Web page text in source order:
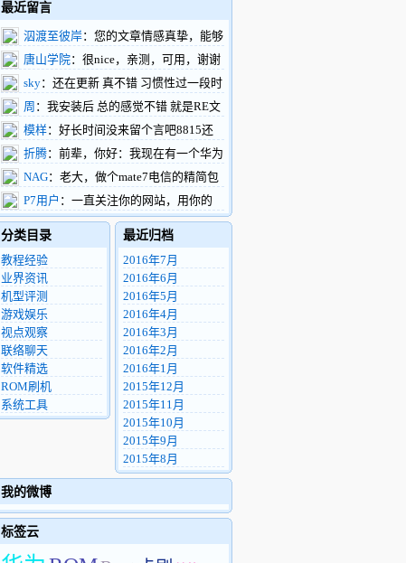
最近留言
泅渡至彼岸：您的文章情感真挚，能够
触动人心，引起共鸣。您的文章构思巧妙，
情节设计新颖，让人拍案叫绝。
https://www.renhehui.com/renhehui/1289.html
唐山学院：很nice，亲测，可用，谢谢
楼主 sky：还在更新 真不错 习惯性过一段时
间就过来看看
周 ：我安装后 总的感觉不错 就是RE文
件管理不能正常工作 往系统内拷贝文件不
行能再搞一版吗
模样：好长时间没来留个言吧8815还
做三网通吗？这样做个备用很不错，下一步
有什么打算呢，做刷机包不行了！
折腾：前辈，你好：我现在有一个华为
c8500的机器。但是我百度也找不到刷机软
件，驱动的下载地址。如果您在百忙当中能
看到这条留言，希望您能把这个机器用的找
的东西包一份给我，非常感谢。
8972812@qq.com
NAG：老大，做个mate7电信的精简包
吧，网上都是东改西改的个性包
P7用户 ：一直关注你的网站，用你的
ROM4年多了，中间换了2部华为手机。现
在用华为P7 电信版，很希望你能做P7的精
简优化ROM。
分类目录
教程经验
业界资讯
机型评测
游戏娱乐
视点观察
联络聊天
软件精选
ROM刷机
系统工具
最近归档
2016年7月
2016年6月
2016年5月
2016年4月
2016年3月
2016年2月
2016年1月
2015年12月
2015年11月
2015年10月
2015年9月
2015年8月
我的微博
标签云